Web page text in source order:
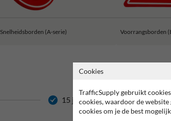
Snelheidsborden (A-serie) Voorrangsborden
15 jaar garantie op
Cookies
TrafficSupply gebruikt
cookies, waardoor de
cookies om je de best